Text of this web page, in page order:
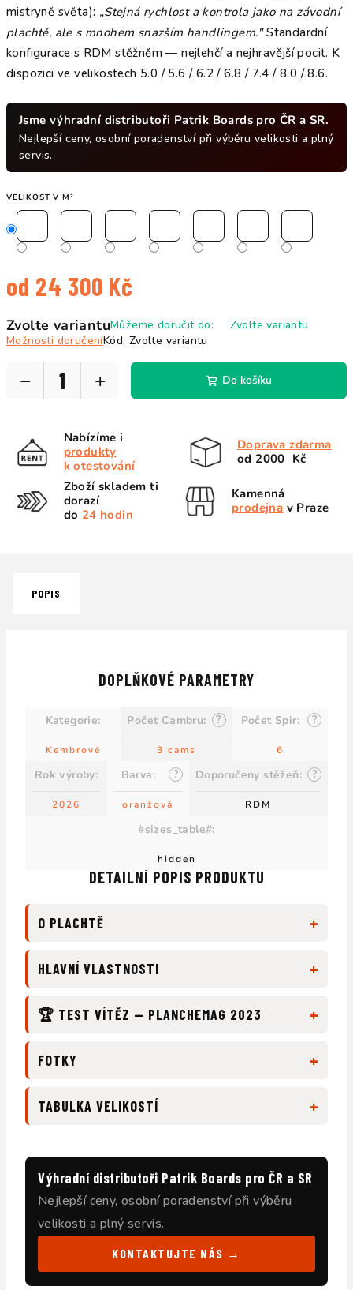
mistryně světa): „Stejná rychlost a kontrola jako na závodní
plachtě, ale s mnohem snazším handlingem."Standardní
konfigurace s RDM stěžněm — nejlehčí a nejhravější pocit. K
dispozici ve velikostech 5.0 / 5.6 / 6.2 / 6.8 / 7.4 / 8.0 / 8.6.
Jsme výhradní distributoři Patrik Boards pro ČR a SR.
Nejlepší ceny, osobní poradenství při výběru velikosti a plný
servis.
VELIKOST V M²
od 24 300 Kč
cena:
Zvolte variantuMůžeme doručit do:
Zvolte variantu
Možnosti doručeníKód: Zvolte variantu
+
− Do košíku
Nabízíme i
produkty
k otestování
Doprava zdarma
od 2000 Kč
Zboží skladem ti
dorazí
do 24 hodin
Kamenná
prodejna v Praze
POPIS
DETAILNÍ POPIS PRODUKTU
O PLACHTĚ +
HLAVNÍ VLASTNOSTI +
🏆 TEST VÍTĚZ — PLANCHEMAG 2023 +
FOTKY +
TABULKA VELIKOSTÍ +
Výhradní distributoři Patrik Boards pro ČR a SR
Nejlepší ceny, osobní poradenství při výběru
velikosti a plný servis.
KONTAKTUJTE NÁS →
DOPLŇKOVÉ PARAMETRY
Kategorie:
Kembrové
?
Počet Cambru:
3 cams
?
Počet Spir:
6
Rok výroby:
2026
?
Barva:
oranžová
?
Doporučeny stěžeň:
RDM
#sizes_table#:
hidden